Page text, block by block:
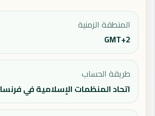
المنطقة الزمنية
GMT+2
طريقة الحساب
اتحاد المنظمات الإسلامية في فرنسا